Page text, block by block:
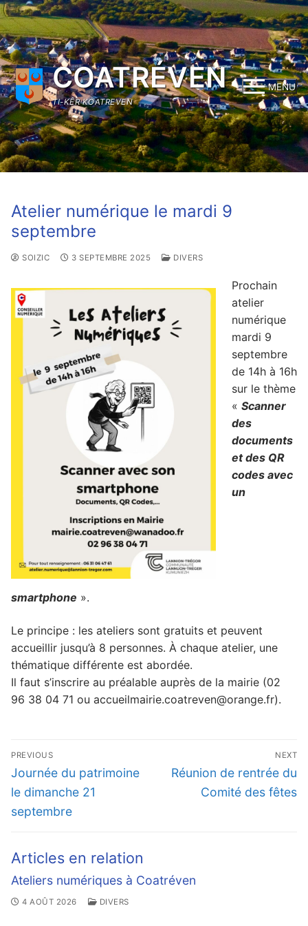
Aller
au
contenu
COATRÉVEN
TI-KÊR KOATREVEN
MENU
Atelier numérique le mardi 9
septembre
SOIZIC 3 SEPTEMBRE 2025 DIVERS
Prochain
atelier
numérique
mardi 9
septembre
de 14h à 16h
sur le thème
« Scanner
des
documents
et des QR
codes avec
un
smartphone ».
Le principe : les ateliers sont gratuits et peuvent
accueillir jusqu’à 8 personnes. À chaque atelier, une
thématique différente est abordée.
Il faut s’inscrire au préalable auprès de la mairie (02
96 38 04 71 ou accueilmairie.coatreven@orange.fr).
Navigation
de
l’article
PREVIOUS
Previous
post:
Journée du patrimoine
le dimanche 21
septembre
NEXT
Next
Réunion de rentrée du
Comité des fêtes
Articles en relation
Ateliers numériques à Coatréven
4 AOÛT 2026 DIVERS